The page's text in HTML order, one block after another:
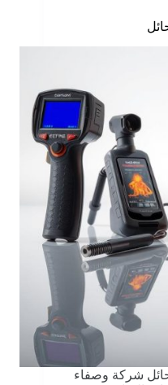
شركة وصفاء